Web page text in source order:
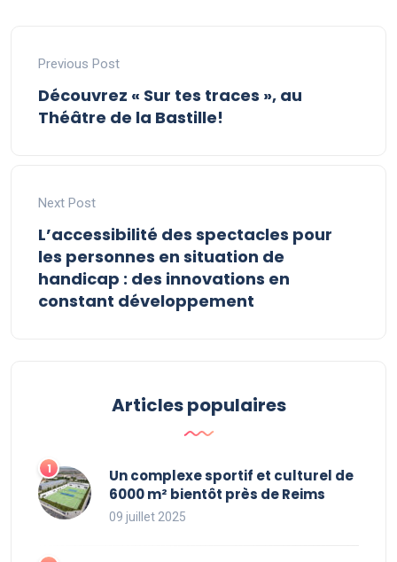
Previous Post
Découvrez « Sur tes traces », au
Théâtre de la Bastille!
Next Post
L’accessibilité des spectacles pour
les personnes en situation de
handicap : des innovations en
constant développement
Articles populaires
Un complexe sportif et culturel de
6000 m² bientôt près de Reims
09 juillet 2025